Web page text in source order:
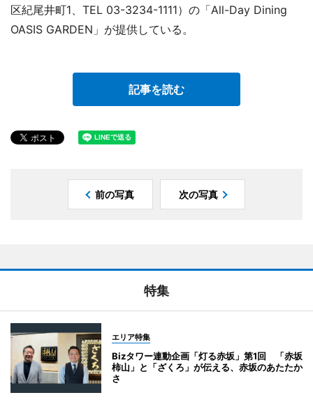
区紀尾井町1、TEL 03-3234-1111）の「All-Day Dining
OASIS GARDEN」が提供している。
記事を読む
前の写真 次の写真
特集
エリア特集
Bizタワー連動企画「灯る赤坂」第1回 「赤坂
柿山」と「ざくろ」が伝える、赤坂のあたたか
さ